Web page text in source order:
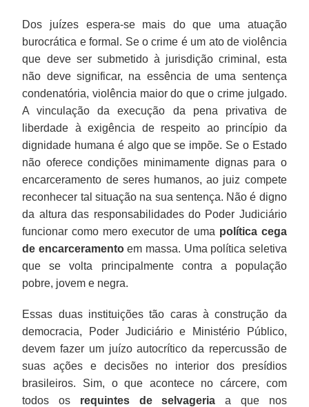
Dos juízes espera-se mais do que uma atuação
burocrática e formal. Se o crime é um ato de violência
que deve ser submetido à jurisdição criminal, esta
não deve significar, na essência de uma sentença
condenatória, violência maior do que o crime julgado.
A vinculação da execução da pena privativa de
liberdade à exigência de respeito ao princípio da
dignidade humana é algo que se impõe. Se o Estado
não oferece condições minimamente dignas para o
encarceramento de seres humanos, ao juiz compete
reconhecer tal situação na sua sentença. Não é digno
da altura das responsabilidades do Poder Judiciário
funcionar como mero executor de uma política cega
de encarceramentoem massa. Uma política seletiva
que se volta principalmente contra a população
pobre, jovem e negra.
Essas duas instituições tão caras à construção da
democracia, Poder Judiciário e Ministério Público,
devem fazer um juízo autocrítico da repercussão de
suas ações e decisões no interior dos presídios
brasileiros. Sim, o que acontece no cárcere, com
todos os requintes de selvageria a que nos